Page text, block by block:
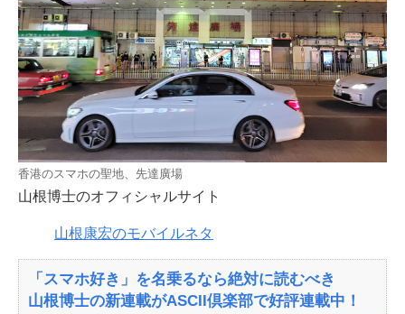
香港のスマホの聖地、先達廣場
山根博士のオフィシャルサイト
山根康宏のモバイルネタ
「スマホ好き」を名乗るなら絶対に読むべき
山根博士の新連載がASCII倶楽部で好評連載中！